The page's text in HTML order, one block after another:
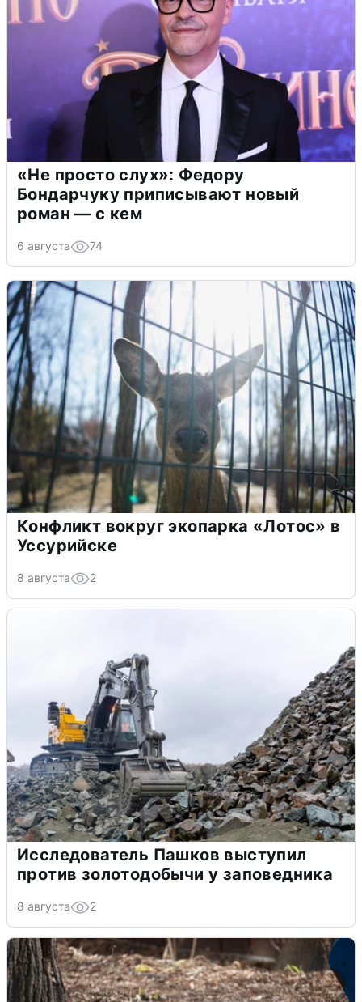
«Не просто слух»: Федору
Бондарчуку приписывают новый
роман — с кем
6 августа 74
Конфликт вокруг экопарка «Лотос» в
Уссурийске
8 августа 2
Исследователь Пашков выступил
против золотодобычи у заповедника
8 августа 2